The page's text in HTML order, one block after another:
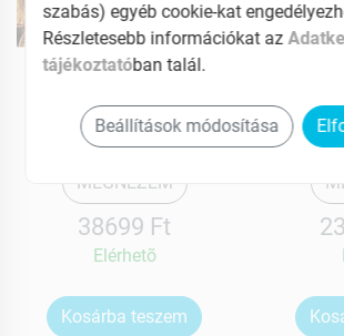
GreenMark Organic
MEGNÉZEM
38699 Ft
Elérhetõ
Kosárba teszem
szabás) egyéb cookie-kat
Részletesebb információkat az
tájékoztatóban talál.
Beállítások módosítása